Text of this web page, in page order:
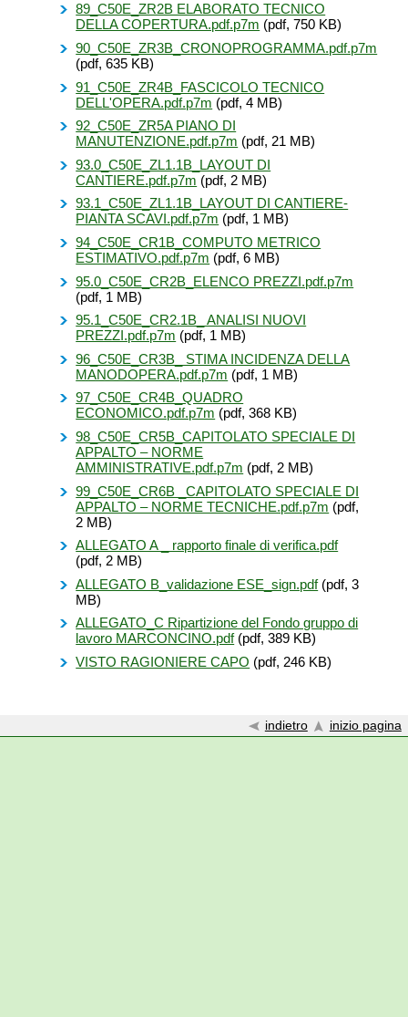
89_C50E_ZR2B ELABORATO TECNICO
DELLA COPERTURA.pdf.p7m (pdf, 750 KB)
90_C50E_ZR3B_CRONOPROGRAMMA.pdf.p7m
(pdf, 635 KB)
91_C50E_ZR4B_FASCICOLO TECNICO
DELL'OPERA.pdf.p7m (pdf, 4 MB)
92_C50E_ZR5A PIANO DI
MANUTENZIONE.pdf.p7m (pdf, 21 MB)
93.0_C50E_ZL1.1B_LAYOUT DI
CANTIERE.pdf.p7m (pdf, 2 MB)
93.1_C50E_ZL1.1B_LAYOUT DI CANTIERE-
PIANTA SCAVI.pdf.p7m (pdf, 1 MB)
94_C50E_CR1B_COMPUTO METRICO
ESTIMATIVO.pdf.p7m (pdf, 6 MB)
95.0_C50E_CR2B_ELENCO PREZZI.pdf.p7m
(pdf, 1 MB)
95.1_C50E_CR2.1B_ ANALISI NUOVI
PREZZI.pdf.p7m (pdf, 1 MB)
96_C50E_CR3B_ STIMA INCIDENZA DELLA
MANODOPERA.pdf.p7m (pdf, 1 MB)
97_C50E_CR4B_QUADRO
ECONOMICO.pdf.p7m (pdf, 368 KB)
98_C50E_CR5B_CAPITOLATO SPECIALE DI
APPALTO – NORME
AMMINISTRATIVE.pdf.p7m (pdf, 2 MB)
99_C50E_CR6B _CAPITOLATO SPECIALE DI
APPALTO – NORME TECNICHE.pdf.p7m (pdf,
2 MB)
ALLEGATO A _ rapporto finale di verifica.pdf
(pdf, 2 MB)
ALLEGATO B_validazione ESE_sign.pdf(pdf, 3
MB)
ALLEGATO_C Ripartizione del Fondo gruppo di
lavoro MARCONCINO.pdf(pdf, 389 KB)
VISTO RAGIONIERE CAPO (pdf, 246 KB)
indietro inizio pagina